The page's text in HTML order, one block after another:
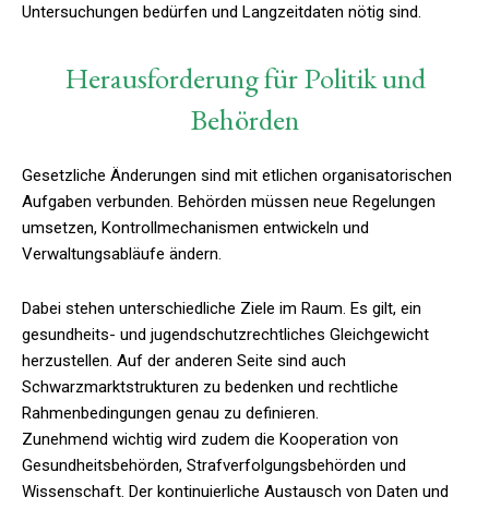
Untersuchungen bedürfen und Langzeitdaten nötig sind.
Herausforderung für Politik und
Behörden
Gesetzliche Änderungen sind mit etlichen organisatorischen
Aufgaben verbunden. Behörden müssen neue Regelungen
umsetzen, Kontrollmechanismen entwickeln und
Verwaltungsabläufe ändern.
Dabei stehen unterschiedliche Ziele im Raum. Es gilt, ein
gesundheits- und jugendschutzrechtliches Gleichgewicht
herzustellen. Auf der anderen Seite sind auch
Schwarzmarktstrukturen zu bedenken und rechtliche
Rahmenbedingungen genau zu definieren.
Zunehmend wichtig wird zudem die Kooperation von
Gesundheitsbehörden, Strafverfolgungsbehörden und
Wissenschaft. Der kontinuierliche Austausch von Daten und